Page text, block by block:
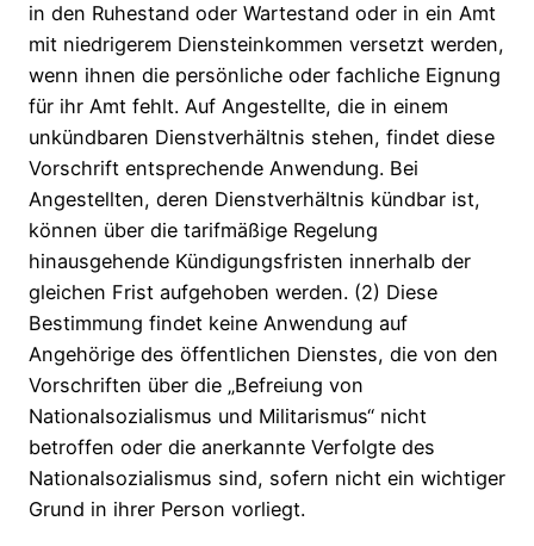
in den Ruhestand oder Wartestand oder in ein Amt
mit niedrigerem Diensteinkommen versetzt werden,
wenn ihnen die persönliche oder fachliche Eignung
für ihr Amt fehlt. Auf Angestellte, die in einem
unkündbaren Dienstverhältnis stehen, findet diese
Vorschrift entsprechende Anwendung. Bei
Angestellten, deren Dienstverhältnis kündbar ist,
können über die tarifmäßige Regelung
hinausgehende Kündigungsfristen innerhalb der
gleichen Frist aufgehoben werden. (2) Diese
Bestimmung findet keine Anwendung auf
Angehörige des öffentlichen Dienstes, die von den
Vorschriften über die „Befreiung von
Nationalsozialismus und Militarismus“ nicht
betroffen oder die anerkannte Verfolgte des
Nationalsozialismus sind, sofern nicht ein wichtiger
Grund in ihrer Person vorliegt.